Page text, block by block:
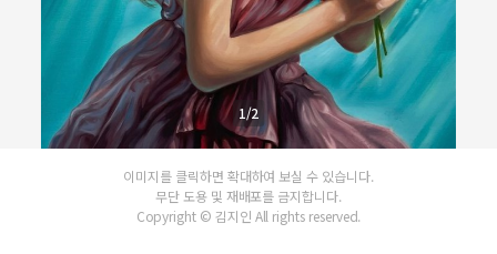
1/2
이미지를 클릭하면 확대하여 보실 수 있습니다.
무단 도용 및 재배포를 금지합니다.
Copyright © 김지인 All rights reserved.